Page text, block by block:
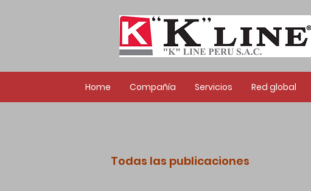
Home Compañía Servicios Red global
Todas las publicaciones